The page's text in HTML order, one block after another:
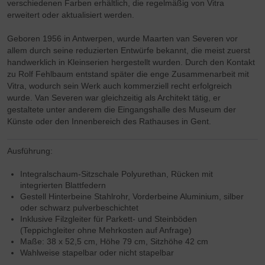
verschiedenen Farben erhältlich, die regelmäßig von Vitra
erweitert oder aktualisiert werden.
Geboren 1956 in Antwerpen, wurde Maarten van Severen vor
allem durch seine reduzierten Entwürfe bekannt, die meist zuerst
handwerklich in Kleinserien hergestellt wurden. Durch den Kontakt
zu Rolf Fehlbaum entstand später die enge Zusammenarbeit mit
Vitra, wodurch sein Werk auch kommerziell recht erfolgreich
wurde. Van Severen war gleichzeitig als Architekt tätig, er
gestaltete unter anderem die Eingangshalle des Museum der
Künste oder den Innenbereich des Rathauses in Gent.
Ausführung:
Integralschaum-Sitzschale Polyurethan, Rücken mit
integrierten Blattfedern
Gestell Hinterbeine Stahlrohr, Vorderbeine Aluminium, silber
oder schwarz pulverbeschichtet
Inklusive Filzgleiter für Parkett- und Steinböden
(Teppichgleiter ohne Mehrkosten auf Anfrage)
Maße: 38 x 52,5 cm, Höhe 79 cm, Sitzhöhe 42 cm
Wahlweise stapelbar oder nicht stapelbar